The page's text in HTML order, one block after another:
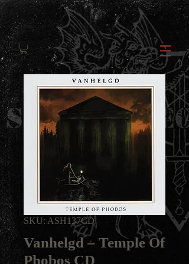
SKU: ASH137CD
Vanhelgd ‎– Temple Of
Phobos CD